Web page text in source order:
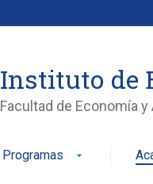
Instituto de
Facultad de Economía
Programas arrow_drop_down